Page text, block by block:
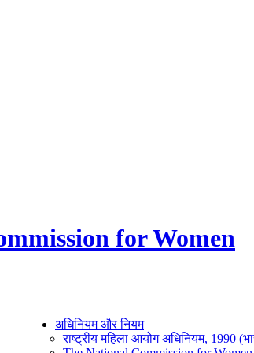
for Women
अधिनियम और नियम
राष्ट्रीय महिला आयोग अधिनियम, 1990